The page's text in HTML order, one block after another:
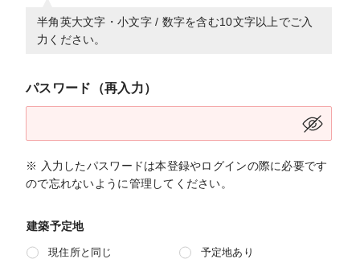
半角英大文字・小文字 / 数字を含む10文字以上でご入
力ください。
パスワード（再入力）
※ 入力したパスワードは本登録やログインの際に必要です
ので忘れないように管理してください。
建築予定地
現住所と同じ 予定地あり